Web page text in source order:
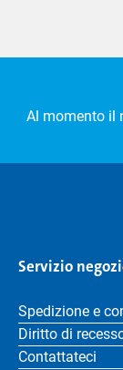
Al momento il
Servizio
Spedizione e
Diritto di
Contattateci